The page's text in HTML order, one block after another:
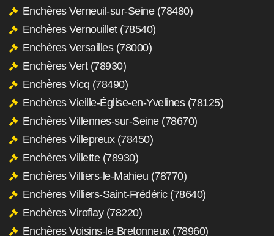
Enchères Verneuil-sur-Seine (78480)
Enchères Vernouillet (78540)
Enchères Versailles (78000)
Enchères Vert (78930)
Enchères Vicq (78490)
Enchères Vieille-Église-en-Yvelines (78125)
Enchères Villennes-sur-Seine (78670)
Enchères Villepreux (78450)
Enchères Villette (78930)
Enchères Villiers-le-Mahieu (78770)
Enchères Villiers-Saint-Frédéric (78640)
Enchères Viroflay (78220)
Enchères Voisins-le-Bretonneux (78960)